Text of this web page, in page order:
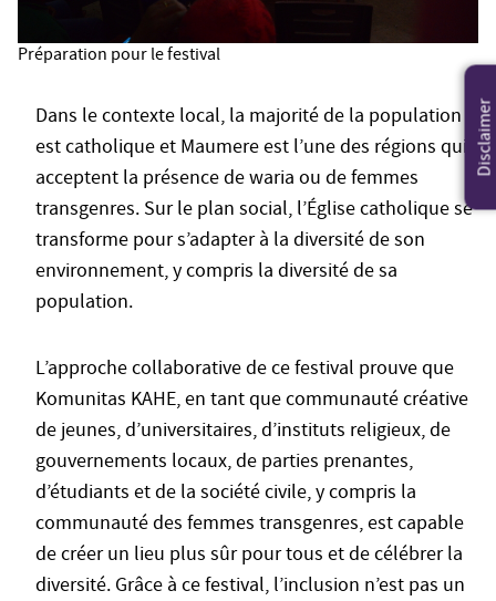
Préparation pour le festival
Dans le contexte local, la majorité de la population
est catholique et Maumere est l’une des régions qui
acceptent la présence de waria ou de femmes
transgenres. Sur le plan social, l’Église catholique se
transforme pour s’adapter à la diversité de son
environnement, y compris la diversité de sa
population.
L’approche collaborative de ce festival prouve que
Komunitas KAHE, en tant que communauté créative
de jeunes, d’universitaires, d’instituts religieux, de
gouvernements locaux, de parties prenantes,
d’étudiants et de la société civile, y compris la
communauté des femmes transgenres, est capable
de créer un lieu plus sûr pour tous et de célébrer la
diversité. Grâce à ce festival, l’inclusion n’est pas un
Disclaimer